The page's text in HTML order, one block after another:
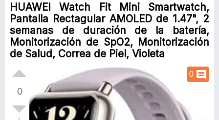
add
Menu
HUAWEI Watch Fit Mini Smartwatch,
Pantalla Rectagular AMOLED de 1.47", 2
semanas de duración de la batería,
Monitorización de SpO2, Monitorización
de Salud, Correa de Piel, Violeta
0
0 comment